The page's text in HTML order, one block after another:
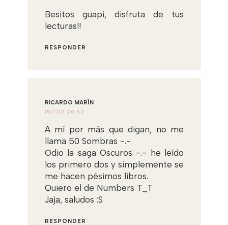
Besitos guapi, disfruta de tus
lecturas!!
RESPONDER
RICARDO MARÍN
15/7/12 20:52
A mí por más que digan, no me
llama 50 Sombras -.-
Odio la saga Oscuros -.- he leído
los primero dos y simplemente se
me hacen pésimos libros.
Quiero el de Numbers T_T
Jaja, saludos :S
RESPONDER